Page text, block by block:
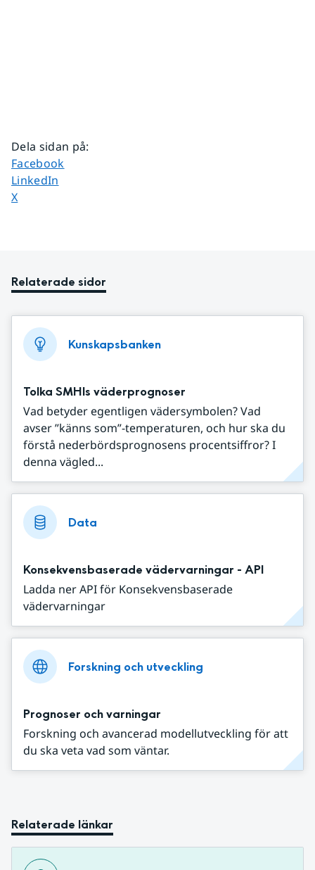
Dela sidan på:
Dela sidan på
Facebook
Dela sidan på
LinkedIn
Dela sidan på
X
Relaterade sidor
Kunskapsbanken
Tolka SMHIs väderprognoser
Vad betyder egentligen vädersymbolen? Vad
avser ”känns som”-temperaturen, och hur ska du
förstå nederbördsprognosens procentsiffror? I
denna vägled...
Data
Konsekvensbaserade vädervarningar - API
Ladda ner API för Konsekvensbaserade
vädervarningar
Forskning och utveckling
Prognoser och varningar
Forskning och avancerad modellutveckling för att
du ska veta vad som väntar.
Relaterade länkar